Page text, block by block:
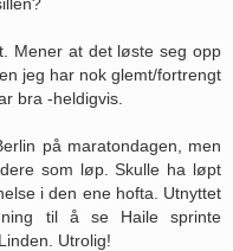
Mener at det løste seg opp
jeg har nok glemt/fortrengt
bra -heldigvis.
på maratondagen, men
som løp. Skulle ha løpt
i den ene hofta. Utnyttet
til å se Haile sprinte
Utrolig!